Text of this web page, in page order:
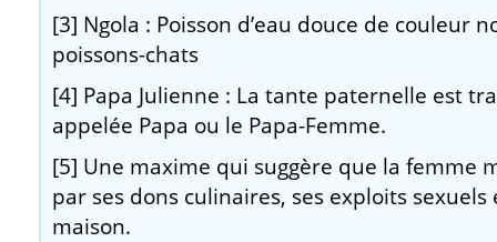
[3] Ngola : Poisson d’eau douce de couleur
poissons-chats
[4] Papa Julienne : La tante paternelle est
appelée Papa ou le Papa-Femme.
[5] Une maxime qui suggère que la femme
par ses dons culinaires, ses exploits sexuels
maison.